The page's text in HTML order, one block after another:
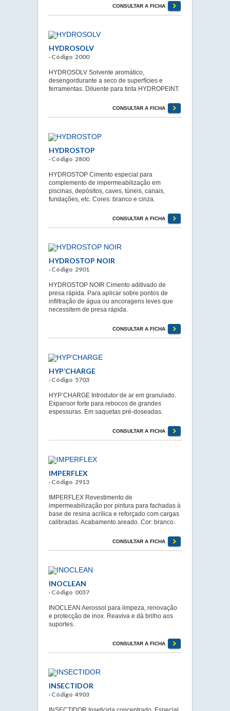
CONSULTAR A FICHA
HYDROSOLV
· Código 2000
HYDROSOLV Solvente aromático,
desengordurante a seco de superfícies e
ferramentas. Diluente para tinta HYDROPEINT.
CONSULTAR A FICHA
HYDROSTOP
· Código 2800
HYDROSTOP Cimento especial para
complemento de impermeabilização em
piscinas, depósitos, caves, túneis, canais,
fundações, etc. Cores: branco e cinza.
CONSULTAR A FICHA
HYDROSTOP NOIR
· Código 2901
HYDROSTOP NOIR Cimento aditivado de
presa rápida. Para aplicar sobre pontos de
infiltração de água ou ancoragens leves que
necessitem de presa rápida.
CONSULTAR A FICHA
HYP’CHARGE
· Código 5703
HYP’CHARGE Introdutor de ar em granulado.
Expansor forte para rebocos de grandes
espessuras. Em saquetas pré-doseadas.
CONSULTAR A FICHA
IMPERFLEX
· Código 2913
IMPERFLEX Revestimento de
impermeabilização por pintura para fachadas à
base de resina acrílica e reforçado com cargas
calibradas. Acabamento areado. Cor: branco.
CONSULTAR A FICHA
INOCLEAN
· Código 0037
INOCLEAN Aerossol para limpeza, renovação
e protecção de inox. Reaviva e dá brilho aos
suportes.
CONSULTAR A FICHA
INSECTIDOR
· Código 4903